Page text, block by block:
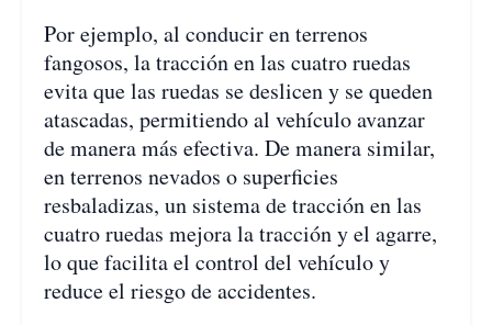
Por ejemplo, al conducir en terrenos
fangosos, la tracción en las cuatro ruedas
evita que las ruedas se deslicen y se queden
atascadas, permitiendo al vehículo avanzar
de manera más efectiva. De manera similar,
en terrenos nevados o superficies
resbaladizas, un sistema de tracción en las
cuatro ruedas mejora la tracción y el agarre,
lo que facilita el control del vehículo y
reduce el riesgo de accidentes.